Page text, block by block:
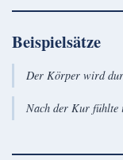
Beispielsätze
Der Körper wird
Nach der Kur fühlte